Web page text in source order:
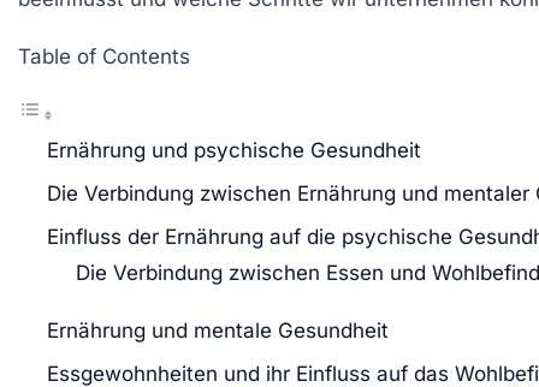
Table of Contents
Ernährung und psychische Gesundheit
Die Verbindung zwischen Ernährung und mentaler
Einfluss der Ernährung auf die psychische
Die Verbindung zwischen Essen und
Ernährung und mentale Gesundheit
Essgewohnheiten und ihr Einfluss auf das